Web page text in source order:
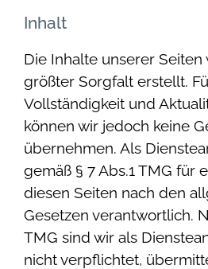
Inhalt
Die Inhalte unserer
größter Sorgfalt erstellt.
Vollständigkeit und
können wir jedoch keine
übernehmen. Als
gemäß § 7 Abs.1 TMG für
diesen Seiten nach den
Gesetzen verantwortlich.
TMG sind wir als
nicht verpflichtet,